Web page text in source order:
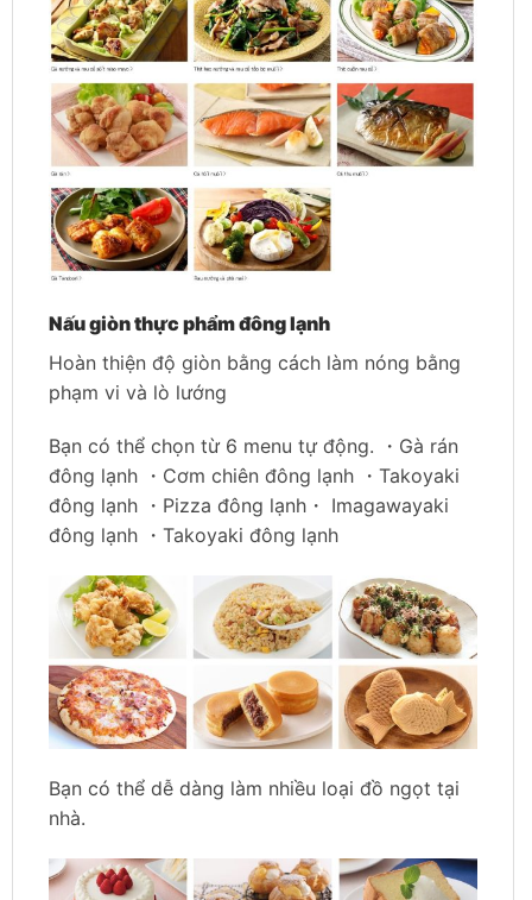
Nấu giòn thực phẩm đông lạnh
Hoàn thiện độ giòn bằng cách làm nóng bằng
phạm vi và lò lướng
Bạn có thể chọn từ 6 menu tự động. ・Gà rán
đông lạnh ・Cơm chiên đông lạnh ・Takoyaki
đông lạnh ・Pizza đông lạnh・ Imagawayaki
đông lạnh ・Takoyaki đông lạnh
Bạn có thể dễ dàng làm nhiều loại đồ ngọt tại
nhà.